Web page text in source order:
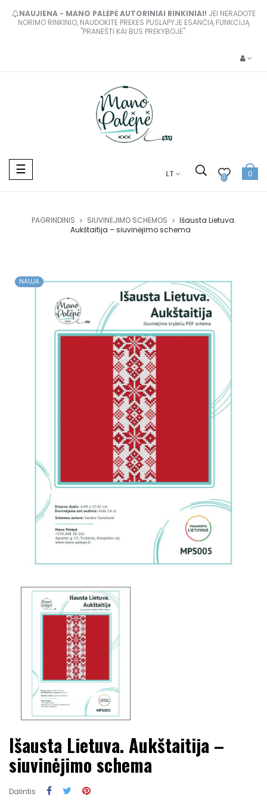
NAUJIENA - MANO PALĖPĖ AUTORINIAI RINKINIAI! JEI NERADOTE
NORIMO RINKINIO, NAUDOKITE PREKĖS PUSLAPYJE ESANČIĄ FUNKCIJĄ
"PRANEŠTI KAI BUS PREKYBOJE".
Toggle
navigation
☰ LT 0 0
PAGRINDINIS SIUVINĖJIMO SCHEMOS
Išausta Lietuva.
Aukštaitija – siuvinėjimo schema
NAUJA
Išausta Lietuva. Aukštaitija –
siuvinėjimo schema
Dalintis